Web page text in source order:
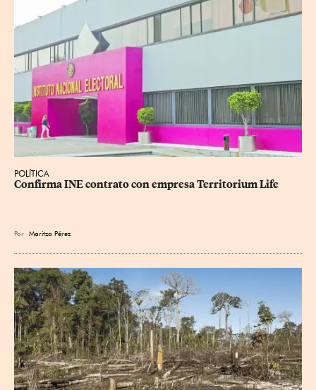
POLÍTICA
Confirma INE contrato con empresa Territorium Life
Por Maritza Pérez